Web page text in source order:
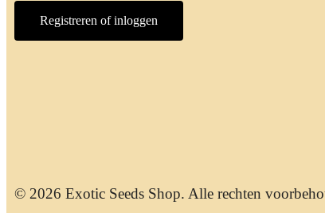
Registreren of inloggen
© 2026 Exotic Seeds Shop. Alle rechten